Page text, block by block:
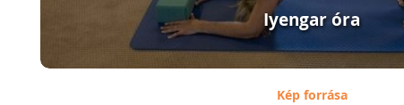
Iyengar óra
Kép forrása